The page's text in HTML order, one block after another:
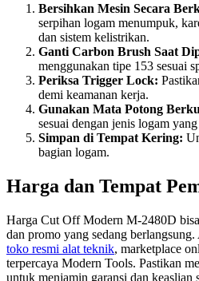
Bersihkan Mesin Secara
serpihan logam menumpuk,
dan sistem kelistrikan.
Ganti Carbon Brush Saat
menggunakan tipe 153 sesuai
Periksa Trigger Lock:
demi keamanan kerja.
Gunakan Mata Potong
sesuai dengan jenis logam
Simpan di Tempat Kering:
bagian logam.
Harga dan Tempat
Harga Cut Off Modern M-2480D
dan promo yang sedang
toko resmi alat teknik, marketplace
terpercaya Modern Tools. Pastikan
untuk menjamin garansi dan keaslian